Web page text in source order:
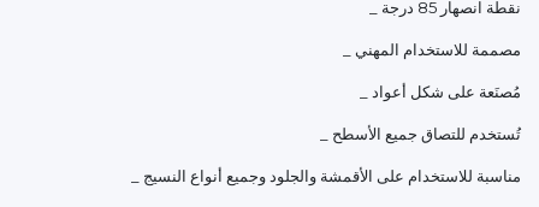
_ نقطة انصهار 85 درجة
_ مصممة للاستخدام المهني
_ مُصنَعة على شكل أعواد
_ تُستخدم للتصاق جميع الأسطح
_ مناسبة للاستخدام على الأقمشة والجلود وجميع أنواع النسيج